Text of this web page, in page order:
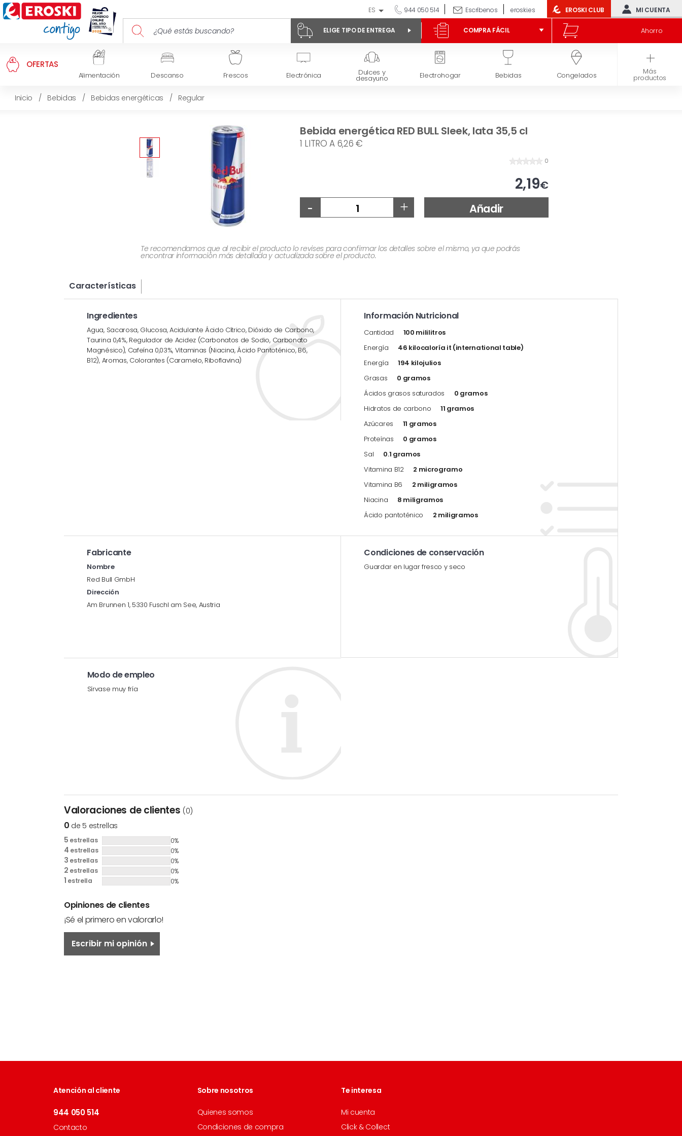
ES 944 050 514 Escríbenos eroski.es EROSKI CLUB MI CUENTA
ELIGE TIPO DE ENTREGA COMPRA FÁCIL Ahorro
OFERTAS
Alimentación Descanso Frescos Electrónica Dulces y
desayuno Electrohogar Bebidas Congelados Higiene y belleza
Más
productos
Inicio / Bebidas / Bebidas energéticas / Regular
Bebida energética RED BULL Sleek, lata 35,5 cl
0
2,19€
1 LITRO A 6,26 €
- + Añadir
Te recomendamos que al recibir el producto lo revises para confirmar los detalles sobre el mismo, ya que podrás
encontrar información más detallada y actualizada sobre el producto.
Características
Ingredientes
Agua, Sacarosa, Glucosa, Acidulante Ácido Cítrico, Dióxido de Carbono,
Taurina 0,4%, Regulador de Acidez (Carbonatos de Sodio, Carbonato
Magnésico), Cafeína 0,03%, Vitaminas (Niacina, Ácido Pantoténico, B6,
B12), Aromas, Colorantes (Caramelo, Riboflavina)
Información Nutricional
Cantidad
100 mililitros
Energía
46 kilocaloría it (international table)
Energía
194 kilojulios
Grasas
0 gramos
Ácidos grasos saturados
0 gramos
Hidratos de carbono
11 gramos
Azúcares
11 gramos
Proteínas
0 gramos
Sal
0.1 gramos
Vitamina B12
2 microgramo
Vitamina B6
2 miligramos
Niacina
8 miligramos
Ácido pantoténico
2 miligramos
Fabricante
Nombre
Red Bull GmbH
Dirección
Am Brunnen 1, 5330 Fuschl am See, Austria
Condiciones de conservación
Guardar en lugar fresco y seco
Modo de empleo
Sírvase muy fría
Valoraciones de clientes (0)
0 de 5 estrellas
5 estrellas 0%
4 estrellas 0%
3 estrellas 0%
2 estrellas 0%
1 estrella 0%
Opiniones de clientes
¡Sé el primero en valorarlo!
Escribir mi opinión
Atención al cliente
944 050 514
Contacto
Sobre nosotros
Quienes somos
Condiciones de compra
Te interesa
Mi cuenta
Click & Collect